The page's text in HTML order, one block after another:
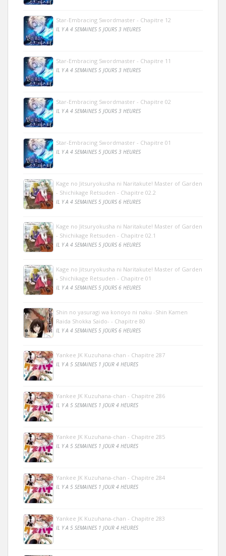
Star-Embracing Swordmaster - Chapitre 12
IL Y A 4 SEMAINES 5 JOURS 3 HEURES
Star-Embracing Swordmaster - Chapitre 11
IL Y A 4 SEMAINES 5 JOURS 3 HEURES
Star-Embracing Swordmaster - Chapitre 02
IL Y A 4 SEMAINES 5 JOURS 3 HEURES
Star-Embracing Swordmaster - Chapitre 01
IL Y A 4 SEMAINES 5 JOURS 3 HEURES
Kage no Jitsuryokusha ni Naritakute! Master of Garden
- Shichikage Retsuden - Chapitre 02.2
IL Y A 4 SEMAINES 5 JOURS 6 HEURES
Kage no Jitsuryokusha ni Naritakute! Master of Garden
- Shichikage Retsuden - Chapitre 02.1
IL Y A 4 SEMAINES 5 JOURS 6 HEURES
Kage no Jitsuryokusha ni Naritakute! Master of Garden
- Shichikage Retsuden - Chapitre 01
IL Y A 4 SEMAINES 5 JOURS 6 HEURES
Shin no yasuragi wa konoyo ni naku -Shin Kamen
Raida Shokka Saido- - Chapitre 80
IL Y A 4 SEMAINES 5 JOURS 6 HEURES
Yankee JK Kuzuhana-chan - Chapitre 287
IL Y A 5 SEMAINES 1 JOUR 4 HEURES
Yankee JK Kuzuhana-chan - Chapitre 286
IL Y A 5 SEMAINES 1 JOUR 4 HEURES
Yankee JK Kuzuhana-chan - Chapitre 285
IL Y A 5 SEMAINES 1 JOUR 4 HEURES
Yankee JK Kuzuhana-chan - Chapitre 284
IL Y A 5 SEMAINES 1 JOUR 4 HEURES
Yankee JK Kuzuhana-chan - Chapitre 283
IL Y A 5 SEMAINES 1 JOUR 4 HEURES